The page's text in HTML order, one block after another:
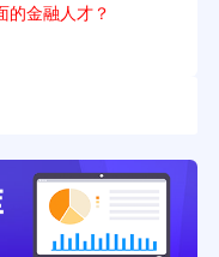
的金融人才？